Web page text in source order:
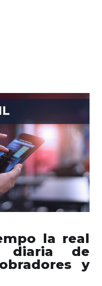
la real
diaria de
y